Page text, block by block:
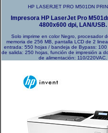
HP LASERJET PRO M501DN
Impresora HP LaserJet Pro
4800x600 dpi, LAN/USB.
Solo imprime en color Negro, procesador
memoria de 256 MB, pantalla LCD de 2
entrada: 550 hojas / bandeja de Bypass:
de salida: 250 hojas, función de impresión a
de alimentación: 110/220VAC.